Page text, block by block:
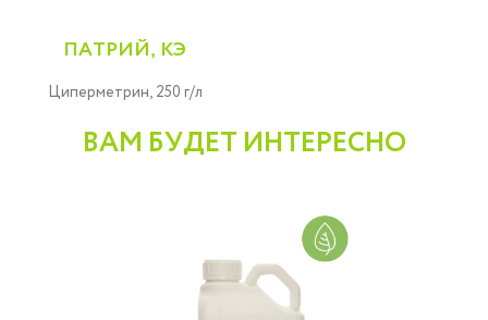
ПАТРИЙ, КЭ
Циперметрин, 250 г/л
ВАМ БУДЕТ ИНТЕРЕСНО